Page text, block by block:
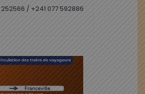
/ +241 077 592886